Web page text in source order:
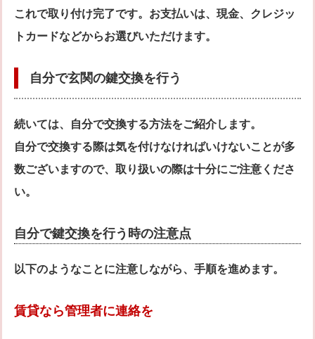
これで取り付け完了です。お支払いは、現金、クレジッ
トカードなどからお選びいただけます。
自分で玄関の鍵交換を行う
続いては、自分で交換する方法をご紹介します。
自分で交換する際は気を付けなければいけないことが多
数ございますので、取り扱いの際は十分にご注意くださ
い。
自分で鍵交換を行う時の注意点
以下のようなことに注意しながら、手順を進めます。
賃貸なら管理者に連絡を